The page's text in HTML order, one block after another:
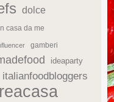
dolce
casa da me
gamberi
ideaparty
italianfoodbloggers